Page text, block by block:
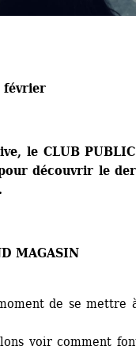
février
le CLUB
découvrir le
MAGASIN
de se mettre
voir comment